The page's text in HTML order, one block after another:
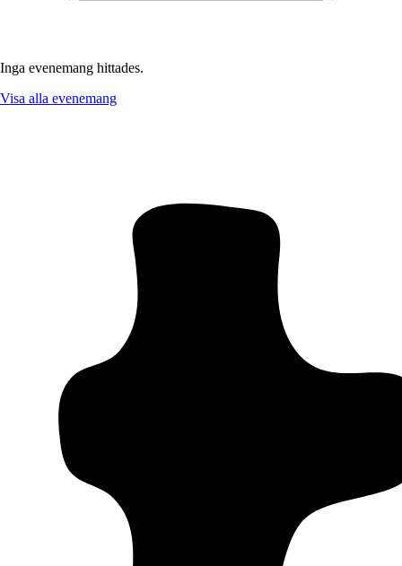
Inga evenemang hittades.
Visa alla evenemang